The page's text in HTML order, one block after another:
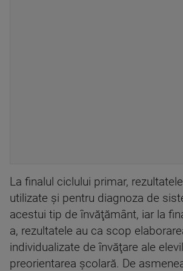
La finalul ciclului primar,
utilizate şi pentru diagnoza de
acestui tip de învăţământ, iar la
a, rezultatele au ca scop
individualizate de învăţare ale
preorientarea şcolară. De